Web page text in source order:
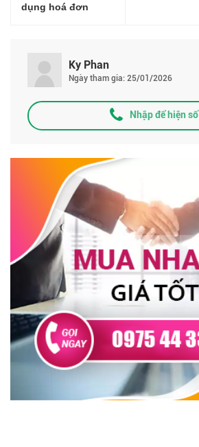
dụng hoá đơn
Ky Phan
Ngày tham gia: 25/01/2026
Nhập để hiện số